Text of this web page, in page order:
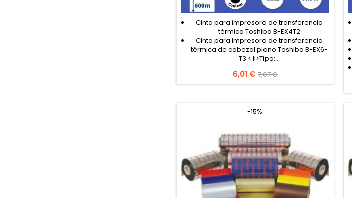
Cinta para impresora de transferencia
térmica Toshiba B-EX4T2
Cinta para impresora de transferencia
térmica de cabezal plano Toshiba B-EX6-
T3 < li>Tipo:...
Precio
6,01 € Precio
base
7,07 €
-15%